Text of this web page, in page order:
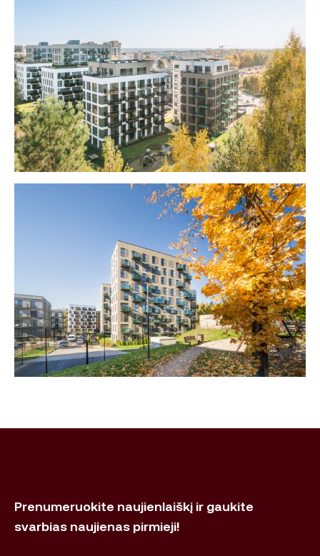
Prenumeruokite naujienlaiškį ir gaukite
svarbias naujienas pirmieji!